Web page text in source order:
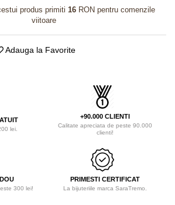
produs primiti 16RON pentru comenzile
viitoare
Adauga la Favorite
lei.
+90.000 CLIENTI
Calitate apreciata de peste 90.000
clienti!
300 lei!
PRIMESTI CERTIFICAT
La bijuteriile marca SaraTremo.